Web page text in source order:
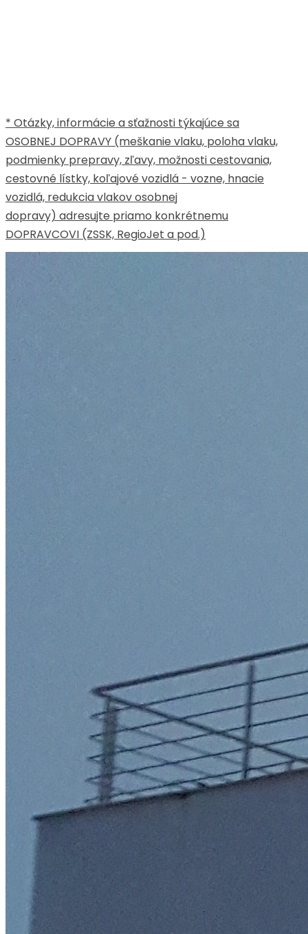
* Otázky, informácie a sťažnosti týkajúce sa
OSOBNEJ DOPRAVY (meškanie vlaku, poloha vlaku,
podmienky prepravy, zľavy, možnosti cestovania,
cestovné lístky, koľajové vozidlá - vozne, hnacie
vozidlá, redukcia vlakov osobnej
dopravy) adresujte priamo konkrétnemu
DOPRAVCOVI (ZSSK, RegioJet a pod.)